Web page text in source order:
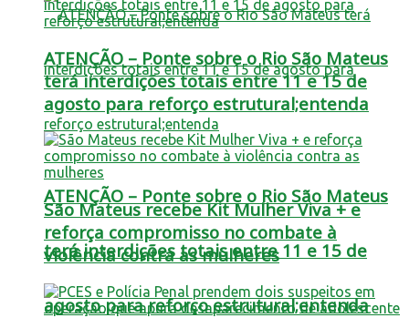
ATENÇÃO – Ponte sobre o Rio São Mateus
terá interdições totais entre 11 e 15 de
agosto para reforço estrutural;entenda
ATENÇÃO – Ponte sobre o Rio São Mateus
terá interdições totais entre 11 e 15 de
agosto para reforço estrutural;entenda
São Mateus recebe Kit Mulher Viva + e
reforça compromisso no combate à
violência contra as mulheres